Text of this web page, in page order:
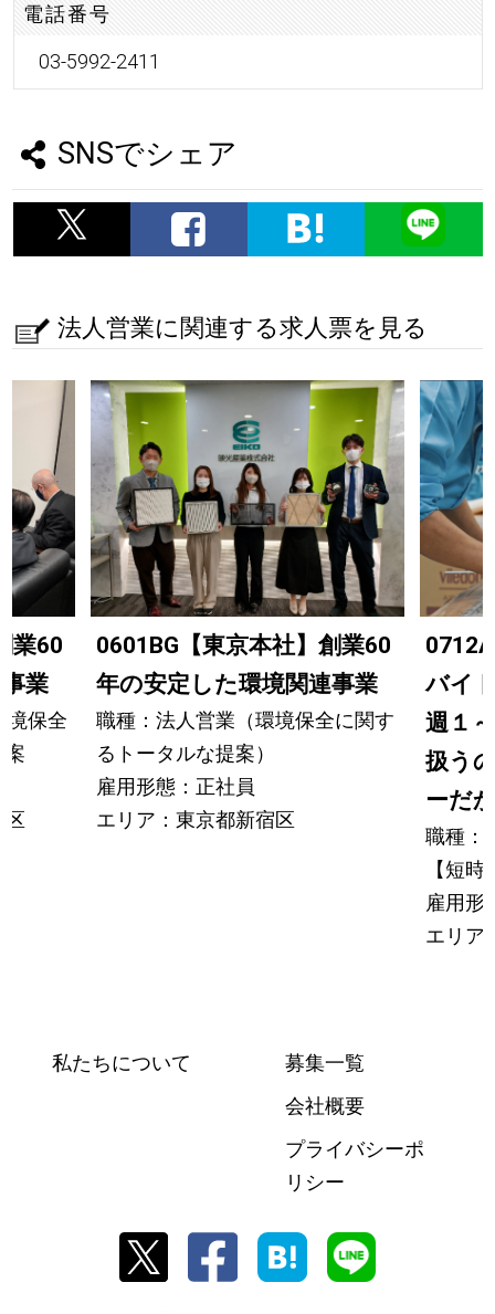
電話番号
03-5992-2411
SNSでシェア
法人営業に関連する求人票を見る
業60
業
境保全
案
区
0601BG【東京本社】創業60
年の安定した環境関連事業
職種：法人営業（環境保全に関す
るトータルな提案）
雇用形態：正社員
エリア：東京都新宿区
バイ
週１
扱う
ーだ
職種：
【短
雇用形
エリア
私たちについて
募集一覧
会社概要
プライバシーポ
リシー